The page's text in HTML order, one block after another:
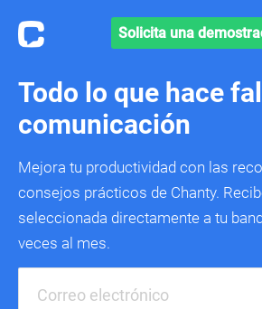
Solicita una
Todo lo que hace
comunicación
Mejora tu productividad con las
consejos prácticos de Chanty.
seleccionada directamente a tu
veces al mes.